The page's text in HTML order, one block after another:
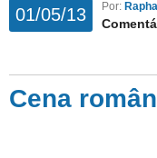
01/05/13 Por:
Cena